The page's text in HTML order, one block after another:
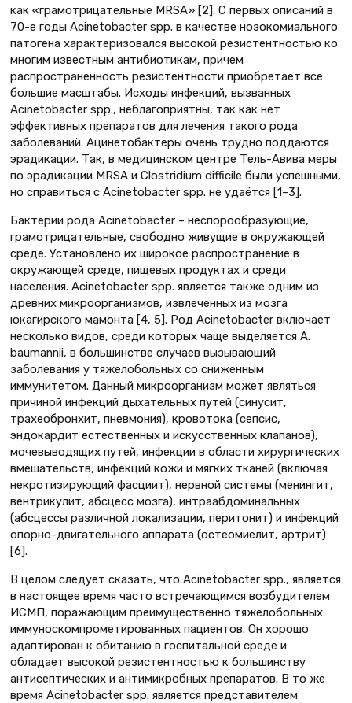
как «грамотрицательные MRSA» [2]. С первых описаний в
70-е годы Acinetobacter spp. в качестве нозокомиального
патогена характеризовался высокой резистентностью ко
многим известным антибиотикам, причем
распространенность резистентности приобретает все
большие масштабы. Исходы инфекций, вызванных
Acinetobacter spp., неблагоприятны, так как нет
эффективных препаратов для лечения такого рода
заболеваний. Ацинетобактеры очень трудно поддаются
эрадикации. Так, в медицинском центре Тель-Авива меры
по эрадикации MRSA и Clostridium difficile были успешными,
но справиться с Acinetobacter spp. не удаётся [1–3].
Бактерии рода Acinetobacter – неспорообразующие,
грамотрицательные, свободно живущие в окружающей
среде. Установлено их широкое распространение в
окружающей среде, пищевых продуктах и среди
населения. Acinetobacter spp. является также одним из
древних микроорганизмов, извлеченных из мозга
юкагирского мамонта [4, 5]. Род Acinetobacter включает
несколько видов, среди которых чаще выделяется A.
baumannii, в большинстве случаев вызывающий
заболевания у тяжелобольных со сниженным
иммунитетом. Данный микроорганизм может являться
причиной инфекций дыхательных путей (синусит,
трахеобронхит, пневмония), кровотока (сепсис,
эндокардит естественных и искусственных клапанов),
мочевыводящих путей, инфекции в области хирургических
вмешательств, инфекций кожи и мягких тканей (включая
некротизирующий фасциит), нервной системы (менингит,
вентрикулит, абсцесс мозга), интраабдоминальных
(абсцессы различной локализации, перитонит) и инфекций
опорно-двигательного аппарата (остеомиелит, артрит)
[6].
В целом следует сказать, что Acinetobacter spp., является
в настоящее время часто встречающимся возбудителем
ИСМП, поражающим преимущественно тяжелобольных
иммуноскомпрометированных пациентов. Он хорошо
адаптирован к обитанию в госпитальной среде и
обладает высокой резистентностью к большинству
антисептических и антимикробных препаратов. В то же
время Acinetobacter spp. является представителем